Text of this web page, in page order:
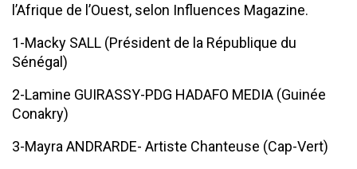
l’Afrique de l’Ouest, selon Influences Magazine.
1-Macky SALL (Président de la République du
Sénégal)
2-Lamine GUIRASSY-PDG HADAFO MEDIA (Guinée
Conakry)
3-Mayra ANDRARDE- Artiste Chanteuse (Cap-Vert)